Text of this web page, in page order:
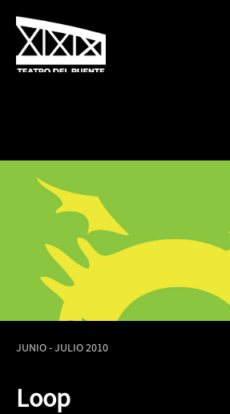
JUNIO - JULIO 2010
Loop